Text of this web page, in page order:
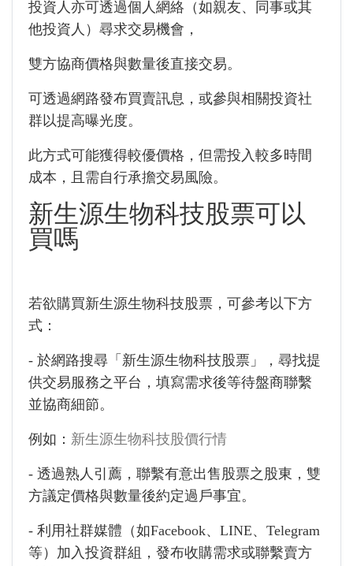
投資人亦可透過個人網絡（如親友、同事或其
他投資人）尋求交易機會，
雙方協商價格與數量後直接交易。
可透過網路發布買賣訊息，或參與相關投資社
群以提高曝光度。
此方式可能獲得較優價格，但需投入較多時間
成本，且需自行承擔交易風險。
新生源生物科技股票可以
買嗎
若欲購買新生源生物科技股票，可參考以下方
式：
- 於網路搜尋「新生源生物科技股票」，尋找提
供交易服務之平台，填寫需求後等待盤商聯繫
並協商細節。
例如： 新生源生物科技股價行情
- 透過熟人引薦，聯繫有意出售股票之股東，雙
方議定價格與數量後約定過戶事宜。
- 利用社群媒體（如Facebook、LINE、Telegram
等）加入投資群組，發布收購需求或聯繫賣方